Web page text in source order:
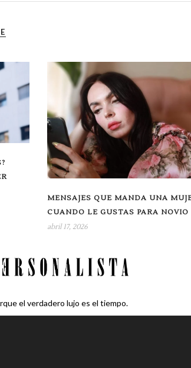
MENSAJES QUE MANDA UNA
CUANDO LE GUSTAS PARA NOVIO
abril 17, 2026
el verdadero lujo es el tiempo.